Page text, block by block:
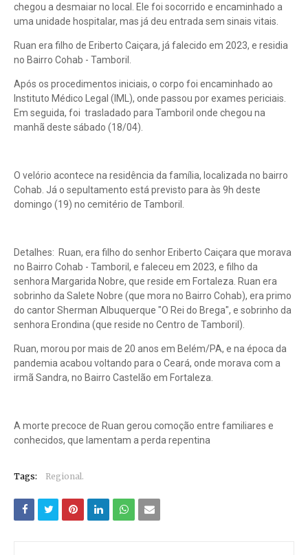
chegou a desmaiar no local. Ele foi socorrido e encaminhado a
uma unidade hospitalar, mas já deu entrada sem sinais vitais.
Ruan era filho de Eriberto Caiçara, já falecido em 2023, e residia
no Bairro Cohab - Tamboril.
Após os procedimentos iniciais, o corpo foi encaminhado ao
Instituto Médico Legal (IML), onde passou por exames periciais.
Em seguida, foi trasladado para Tamboril onde chegou na
manhã deste sábado (18/04).
O velório acontece na residência da família, localizada no bairro
Cohab. Já o sepultamento está previsto para às 9h deste
domingo (19) no cemitério de Tamboril.
Detalhes: Ruan, era filho do senhor Eriberto Caiçara que morava
no Bairro Cohab - Tamboril, e faleceu em 2023, e filho da
senhora Margarida Nobre, que reside em Fortaleza. Ruan era
sobrinho da Salete Nobre (que mora no Bairro Cohab), era primo
do cantor Sherman Albuquerque "O Rei do Brega", e sobrinho da
senhora Erondina (que reside no Centro de Tamboril).
Ruan, morou por mais de 20 anos em Belém/PA, e na época da
pandemia acabou voltando para o Ceará, onde morava com a
irmã Sandra, no Bairro Castelão em Fortaleza.
A morte precoce de Ruan gerou comoção entre familiares e
conhecidos, que lamentam a perda repentina
Tags: Regional.